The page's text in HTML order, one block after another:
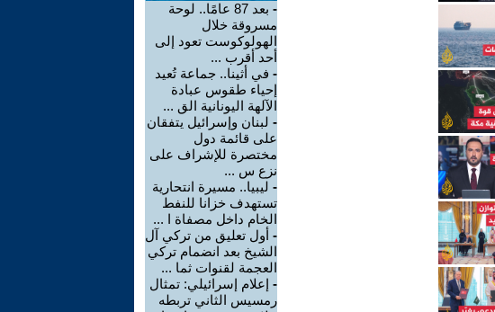
-
بعد 87 عامًا.. لوحة
مسروقة خلال
الهولوكوست تعود إلى
أحد أقرب ...
- في أثينا.. جماعة تُعيد
إحياء طقوس عبادة
الآلهة اليونانية الق ...
- لبنان وإسرائيل يتفقان
على قائمة دول
مختصرة للإشراف على
نزع س ...
- ليبيا.. مسيرة انتحارية
تستهدف خزانا للنفط
الخام داخل مصفاة ا ...
- أول تعليق من تركي آل
الشيخ بعد انضمام تركي
العجمة لقنوات ثما ...
- إعلام إسرائيلي: تمثال
رمسيس الثاني تربطه